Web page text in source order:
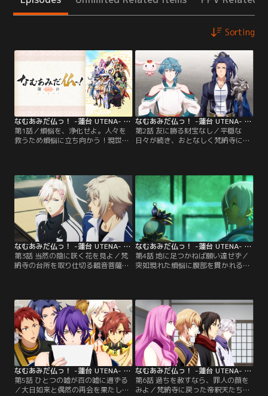
Sorting
なむあみだ仏っ！ -蓮台 UTENA- 第01話
第1話／煩悩を、浄化せよ。人々を
救うため煩悩に立ち向かう！現世に
とは、煩悩の化身・マーラから人々
を守ることだった！彼らは釈迦如来
率いる十三尊の仏たちと共に梵納寺
で共同生活を始める。顔を合わせて
は反発しあってばかりの帝釈天と梵
天。過去に起きた…。【提供：バン
ダイチャンネル】
なむあみだ仏っ！ -蓮台 UTENA- 第02話
第2話 友に勝る財宝なし／平穏な
日々が続き、おとなしく梵納寺に待
「梵納寺には【普賢菩薩派】と【文
殊菩薩派】があり、菩薩たちはいず
れかの派閥に属している」と聞かさ
れて--。【提供：バンダイチャンネ
ル】
なむあみだ仏っ！ -蓮台 UTENA- 第03話
第3話 当然の陰に咲く花を見よ／梵
納寺の台所を取り仕切る観音菩薩が
と提案する。しかし、姿を見せない
弟を心配した観音菩薩は、その所在
を帝釈天に探らせる。一方、勢至菩
薩は、煩悩を追跡していた弥勒菩薩
と行動をともにしていて--。【提
供：バンダイチャンネル】
なむあみだ仏っ！ -蓮台 UTENA- 第04話
第4話 地に足つかねば願い達せず／
突如現れた煩悩に腹部を貫かれる梵
でとは違う凶悪な煩悩が現れたこと
で、大日如来を再び梵納寺に呼び戻
すことが決まるも行方が分からな
い。大日如来の捜索に、外の世界に
詳しい地蔵菩薩と大日如来の化身で
ある…。【提供：バンダイチャンネ
ル】
なむあみだ仏っ！ -蓮台 UTENA- 第05話
第5話 ひとつの嘘が百の嘘に通ずる
／大日如来と偶然の再会を果たした
なむあみだ仏っ！ -蓮台 UTENA- 第06話
第6話 過ちを赦すなら、罪人の顔を
みよ／梵納寺に戻った帝釈天たち。